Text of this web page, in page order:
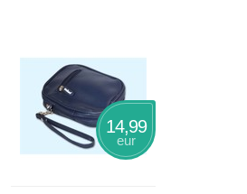
14,99
eur